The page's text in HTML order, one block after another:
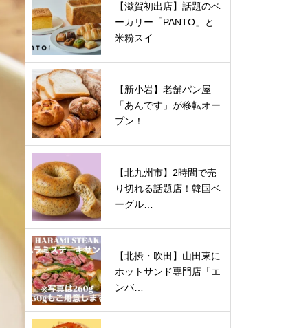
【滋賀初出店】話題のベ
ーカリー「PANTO」と
米粉スイ…
【新小岩】老舗パン屋
「あんです」が移転オー
プン！…
【北九州市】2時間で売
り切れる話題店！韓国ベ
ーグル…
【北摂・吹田】山田東に
ホットサンド専門店「エ
ンバ…